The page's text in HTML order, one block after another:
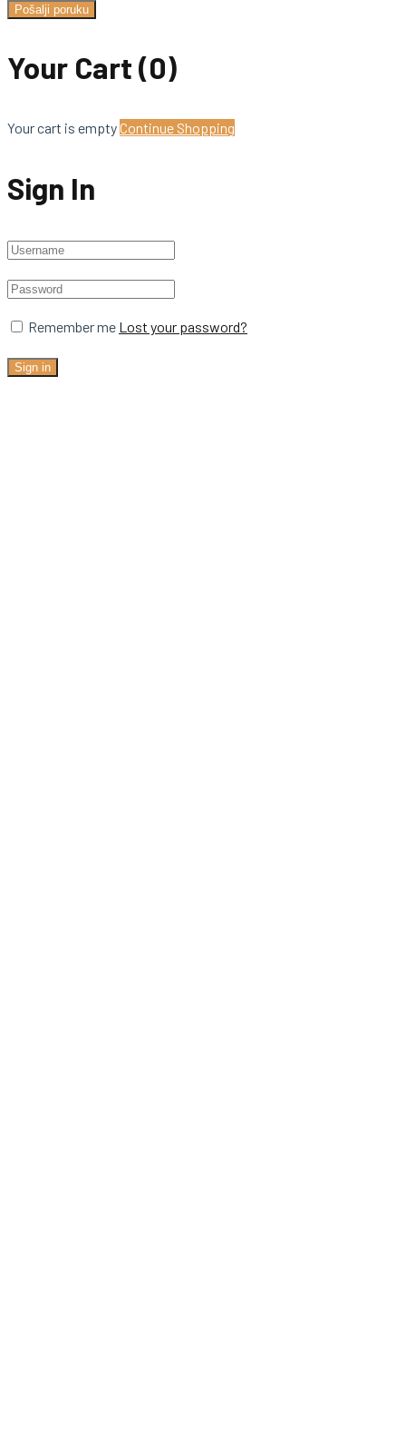
Pošalji poruku
Your Cart (0)
Your cart is emptyContinue Shopping
Sign In
Remember me Lost your password?
Sign in